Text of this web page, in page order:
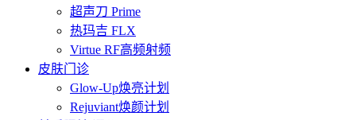
超声刀 Prime
热玛吉 FLX
Virtue RF高频射频
皮肤门诊
Glow-Up焕亮计划
Rejuviant焕颜计划